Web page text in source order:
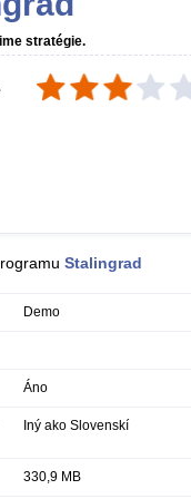
stratégie.
Stalingrad
Demo
Áno
Iný ako Slovenskí
330,9 MB